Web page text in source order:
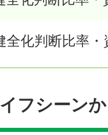
全化判断比率・
フシーン